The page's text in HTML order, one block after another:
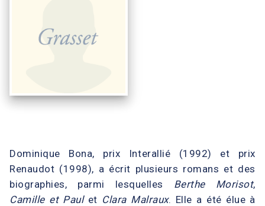
Dominique Bona, prix Interallié (1992) et prix
Renaudot (1998), a écrit plusieurs romans et des
biographies, parmi lesquelles Berthe Morisot,
Camille et Paulet Clara Malraux. Elle a été élue à